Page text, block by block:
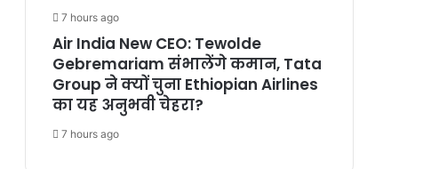
7 hours ago
Air India New CEO: Tewolde
Gebremariam संभालेंगे कमान, Tata
Group ने क्यों चुना Ethiopian Airlines
का यह अनुभवी चेहरा?
7 hours ago